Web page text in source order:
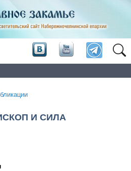
И СИЛА